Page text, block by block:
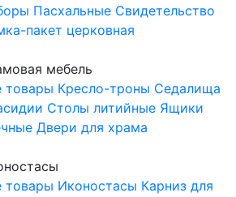
Пасхальные Свидетельство
пакет церковная
мебель
товары Кресло-троны Седалища
Столы литийные Ящики
Двери для храма
товары Иконостасы Карниз для